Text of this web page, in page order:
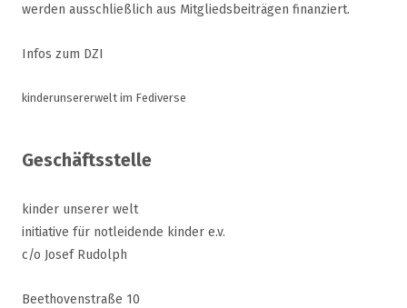
werden ausschließlich aus Mitgliedsbeiträgen finanziert.
Infos zum DZI
kinderunsererwelt im Fediverse
Geschäftsstelle
kinder unserer welt
initiative für notleidende kinder e.v.
c/o Josef Rudolph
Beethovenstraße 10